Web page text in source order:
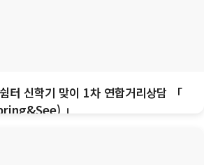
터 신학기 맞이 1차 연합거리상담 「
」